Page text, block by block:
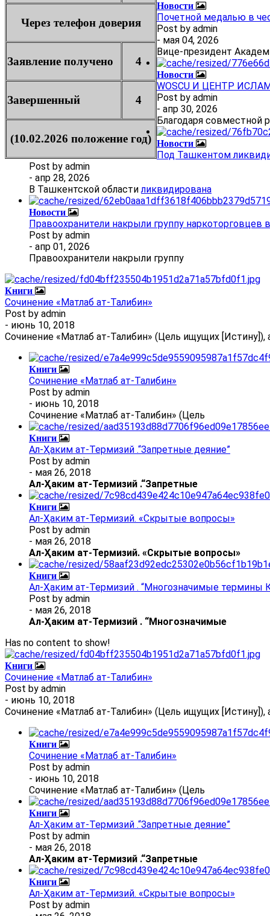
Через телефон доверия
Заявление получено 4
Завершенный 4
(10.02.2026 положение год)
Новости
Почетной медалью в
Post by admin
- мая 04, 2026
Вице-президент
Новости
WOSCU И ЦЕНТР
Post by admin
- апр 30, 2026
Благодаря совместной
Новости
Под Ташкентом
Post by admin
- апр 28, 2026
В Ташкентской областиликвидирована
Новости
Правоохранители накрыли группу
Post by admin
- апр 01, 2026
Правоохранители накрыли группу
Книги
Сочинение «Матлаб ат-Талибин»
Post by admin
- июнь 10, 2018
Сочинение «Матлаб ат-Талибин» (Цель ищущих
Книги
Сочинение «Матлаб ат-Талибин»
Post by admin
- июнь 10, 2018
Сочинение «Матлаб ат-Талибин» (Цель
Книги
Ал-Ҳаким ат-Термизий .“Запретные деяние”
Post by admin
- мая 26, 2018
Ал-Ҳаким ат-Термизий .“Запретные
Книги
Ал-Ҳаким ат-Термизий. «Скрытые вопросы»
Post by admin
- мая 26, 2018
Ал-Ҳаким ат-Термизий. «Скрытые вопросы»
Книги
Ал-Ҳаким ат-Термизий . “Многозначимые термины
Post by admin
- мая 26, 2018
Ал-Ҳаким ат-Термизий . “Многозначимые
Has no content to show!
Книги
Сочинение «Матлаб ат-Талибин»
Post by admin
- июнь 10, 2018
Сочинение «Матлаб ат-Талибин» (Цель ищущих
Книги
Сочинение «Матлаб ат-Талибин»
Post by admin
- июнь 10, 2018
Сочинение «Матлаб ат-Талибин» (Цель
Книги
Ал-Ҳаким ат-Термизий .“Запретные деяние”
Post by admin
- мая 26, 2018
Ал-Ҳаким ат-Термизий .“Запретные
Книги
Ал-Ҳаким ат-Термизий. «Скрытые вопросы»
Post by admin